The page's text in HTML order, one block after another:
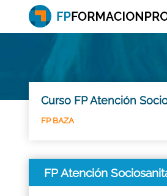
Curso FP Atención
FP BAZA
FP Atención